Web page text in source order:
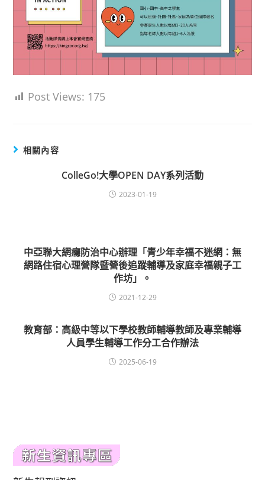
Post Views: 175
相關內容
ColleGo!大學OPEN DAY系列活動
2023-01-19
中亞聯大網癮防治中心辦理「青少年幸福不迷網：無
網路住宿心理營隊暨營後追蹤輔導及家庭幸福親子工
作坊」。
2021-12-29
教育部：高級中等以下學校教師輔導教師及專業輔導
人員學生輔導工作分工合作辦法
2025-06-19